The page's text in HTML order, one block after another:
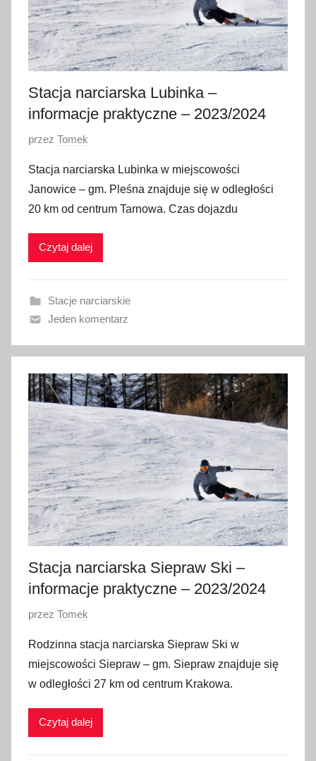
Stacja narciarska Lubinka –
informacje praktyczne – 2023/2024
O
u
b
l
i
a
n
1
6
s
t
y
c
z
n
i
a
0
4
przez Tomek
Stacja narciarska Lubinka w miejscowości
Janowice – gm. Pleśna znajduje się w odległości
20 km od centrum Tarnowa. Czas dojazdu
Czytaj dalej
Stacje narciarskie
Jeden komentarz
Stacja narciarska Siepraw Ski –
informacje praktyczne – 2023/2024
O
u
b
l
i
przez Tomek
Rodzinna stacja narciarska Siepraw Ski w
miejscowości Siepraw – gm. Siepraw znajduje się
w odległości 27 km od centrum Krakowa.
Czytaj dalej